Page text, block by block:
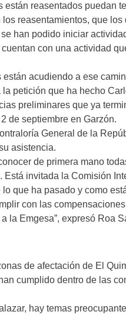
están reasentados puedan
reasentamientos, que
han podido iniciar
con una actividad
acudiendo a ese
petición que ha hecho
preliminares que ya
de septiembre en Garzón.
General de la
asistencia.
de primera mano
Está invitada la Comisión
que ha pasado y como
con las
la Emgesa”, expresó Roa
de afectación de El
cumplido dentro de las
hay temas